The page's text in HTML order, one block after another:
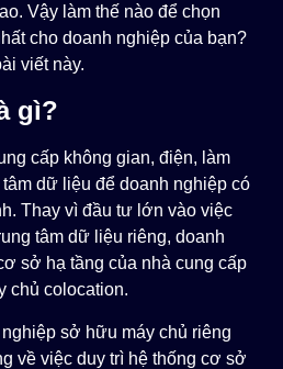
Vậy làm thế nào để chọn
cho doanh nghiệp của bạn?
viết này.
gì?
cấp không gian, điện, làm
dữ liệu để doanh nghiệp có
Thay vì đầu tư lớn vào việc
tâm dữ liệu riêng, doanh
sở hạ tầng của nhà cung cấp
chủ colocation.
sở hữu máy chủ riêng
về việc duy trì hệ thống cơ sở